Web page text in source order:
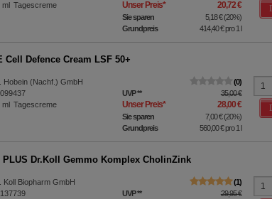
ml Tagescreme Unser Preis* 20,72 €
Sie sparen 5,18 €(20%)
Grundpreis
414,40 €pro 1 l
Cell Defence Cream LSF 50+
Hobein (Nachf.) GmbH
ml Tagescreme
0
UVP** 35,00 €
Unser Preis* 28,00 €
Sie sparen 7,00 €(20%)
Grundpreis
560,00 €pro 1 l
PLUS Dr.Koll Gemmo Komplex CholinZink
Koll Biopharm GmbH
1
UVP** 29,95 €